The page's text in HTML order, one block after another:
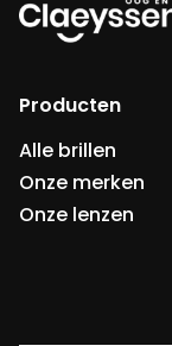
Producten
Alle brillen
Onze merken
Onze lenzen